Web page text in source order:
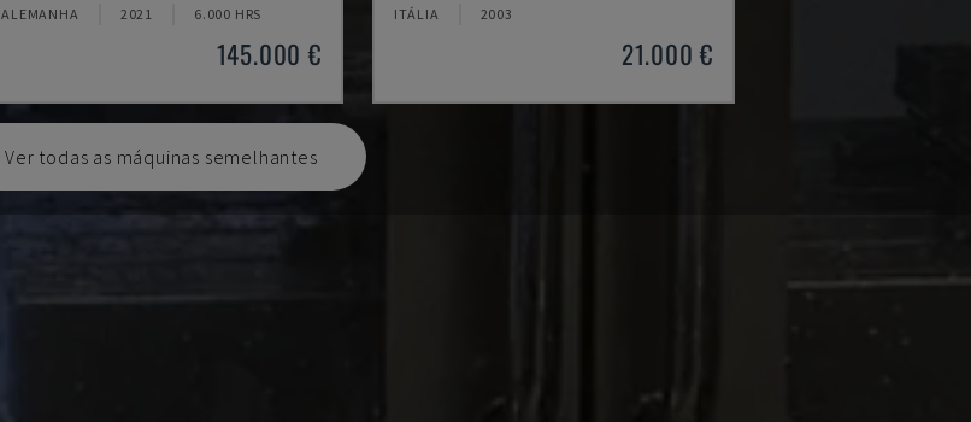
ALEMANHA 2021 6.000 HRS
145.000 €
ITÁLIA 2003
21.000 €
Ver todas as máquinas semelhantes